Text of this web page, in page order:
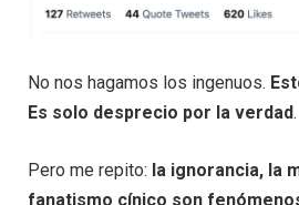
No nos hagamos los ingenuos.
Es solo desprecio por la verdad
Pero me repito: la ignorancia, la
fanatismo cínico son